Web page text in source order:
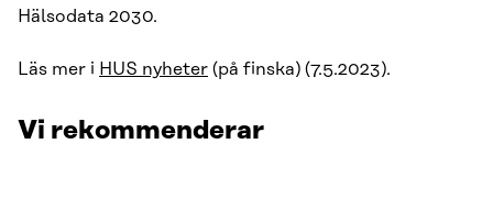
Hälsodata 2030.
Läs mer i HUS nyheter (på finska) (7.5.2023).
Vi rekommenderar